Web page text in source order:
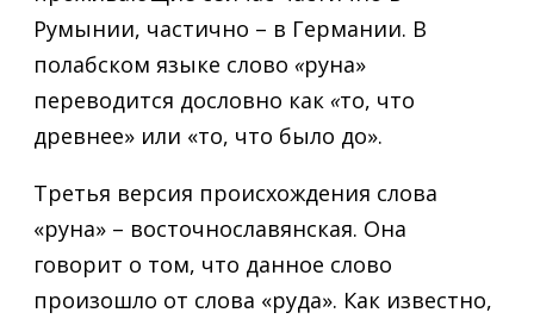
Румынии, частично – в Германии. В
полабском языке слово «руна»
переводится дословно как «то, что
древнее» или «то, что было до».
Третья версия происхождения слова
«руна» – восточнославянская. Она
говорит о том, что данное слово
произошло от слова «руда». Как известно,